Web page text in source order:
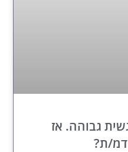
גבוהה. אז
ת?